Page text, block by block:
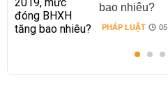
bao nhiêu?
PHÁP LUẬT